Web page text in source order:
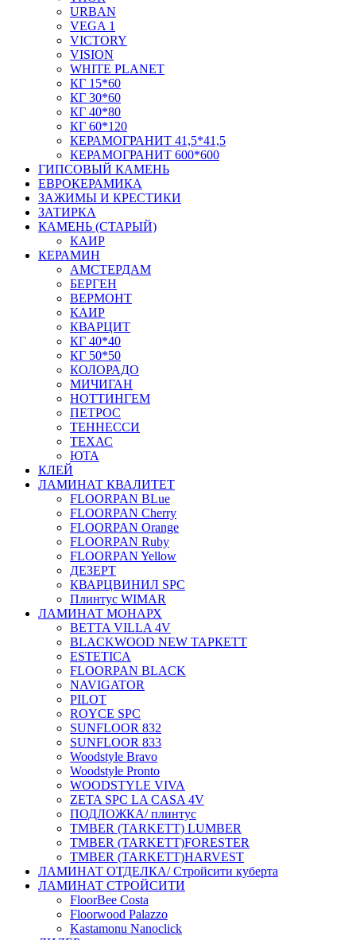
URBAN
VEGA 1
VICTORY
VISION
WHITE PLANET
КГ 15*60
КГ 30*60
КГ 40*80
КГ 60*120
КЕРАМОГРАНИТ 41,5*41,5
КЕРАМОГРАНИТ 600*600
ГИПСОВЫЙ КАМЕНЬ
ЕВРОКЕРАМИКА
ЗАЖИМЫ И КРЕСТИКИ
ЗАТИРКА
КАМЕНЬ (СТАРЫЙ)
КАИР
КЕРАМИН
АМСТЕРДАМ
БЕРГЕН
ВЕРМОНТ
КАИР
КВАРЦИТ
КГ 40*40
КГ 50*50
КОЛОРАДО
МИЧИГАН
НОТТИНГЕМ
ПЕТРОС
ТЕННЕССИ
ТЕХАС
ЮТА
КЛЕЙ
ЛАМИНАТ КВАЛИТЕТ
FLOORPAN BLue
FLOORPAN Cherry
FLOORPAN Orange
FLOORPAN Ruby
FLOORPAN Yellow
ДЕЗЕРТ
КВАРЦВИНИЛ SPC
Плинтус WIMAR
ЛАМИНАТ МОНАРХ
BETTA VILLA 4V
BLACKWOOD NEW ТАРКЕТТ
ESTETICA
FLOORPAN BLACK
NAVIGATOR
PILOT
ROYCE SPC
SUNFLOOR 832
SUNFLOOR 833
Woodstyle Bravo
Woodstyle Pronto
WOODSTYLE VIVA
ZETA SPC LA CASA 4V
ПОДЛОЖКА/ плинтус
ТMBER (TARKETT) LUMBER
ТMBER (TARKETT)FORESTER
ТMBER (TARKETT)HARVEST
ЛАМИНАТ ОТДЕЛКА/ Стройсити куберта
ЛАМИНАТ СТРОЙСИТИ
FloorBee Costa
Floorwood Palazzo
Kastamonu Nanoclick